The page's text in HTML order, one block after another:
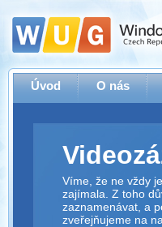
Úvod O nás
Víme, že ne vždy
zajímala. Z toho
zaznamenávat, a
zveřejňujeme na